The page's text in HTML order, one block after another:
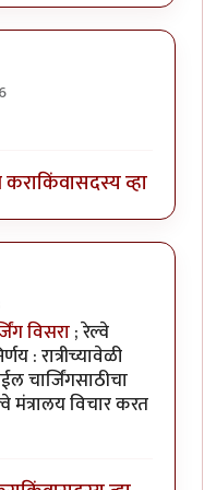
किंवासदस्य व्हा
विसरा; रेल्वे
: रात्रीच्यावेळी
चार्जिंगसाठीचा
मंत्रालय विचार करत